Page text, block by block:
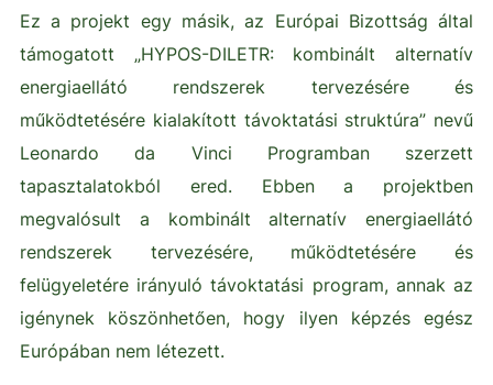
Ez a projekt egy másik, az Európai Bizottság által
támogatott „HYPOS-DILETR: kombinált alternatív
energiaellátó rendszerek tervezésére és
működtetésére kialakított távoktatási struktúra” nevű
Leonardo da Vinci Programban szerzett
tapasztalatokból ered. Ebben a projektben
megvalósult a kombinált alternatív energiaellátó
rendszerek tervezésére, működtetésére és
felügyeletére irányuló távoktatási program, annak az
igénynek köszönhetően, hogy ilyen képzés egész
Európában nem létezett.